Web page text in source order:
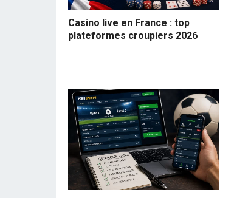
Casino live en France : top
plateformes croupiers 2026